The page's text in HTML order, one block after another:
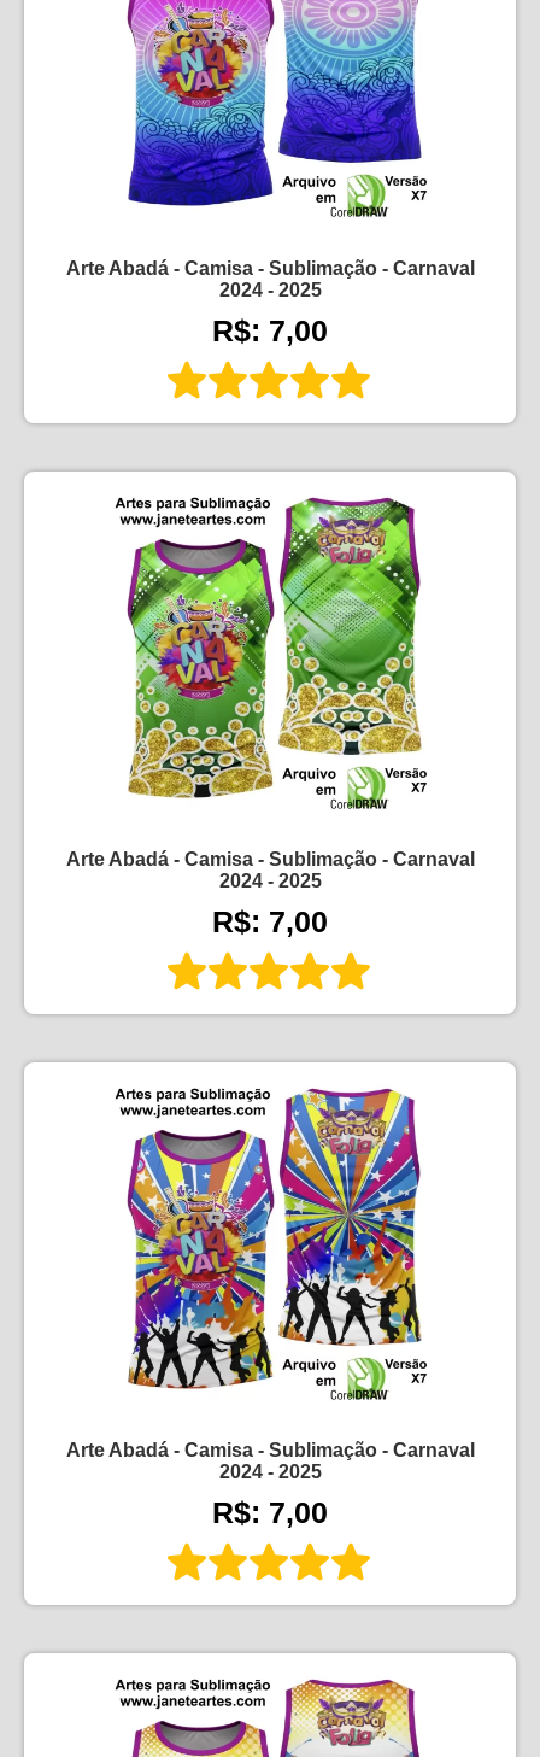
Arte Abadá - Camisa - Sublimação - Carnaval
2024 - 2025
R$: 7,00
Arte Abadá - Camisa - Sublimação - Carnaval
2024 - 2025
R$: 7,00
Arte Abadá - Camisa - Sublimação - Carnaval
2024 - 2025
R$: 7,00